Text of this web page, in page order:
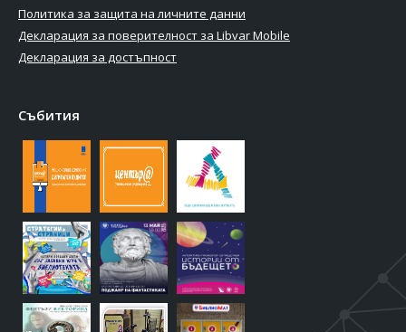
Политика за защита на личните данни
Декларация за поверителност за Libvar Mobile
Декларация за достъпност
Събития